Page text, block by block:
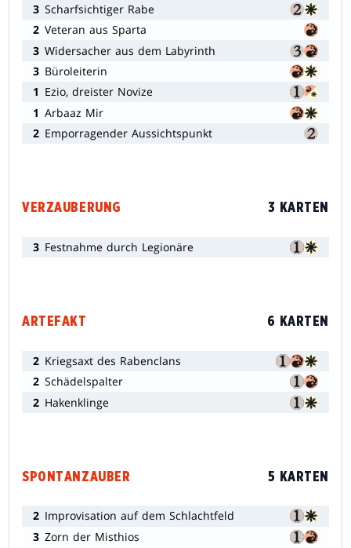
3 Scharfsichtiger Rabe
2 Veteran aus Sparta
3 Widersacher aus dem Labyrinth
3 Büroleiterin
1 Ezio, dreister Novize
1 Arbaaz Mir
2 Emporragender Aussichtspunkt
VERZAUBERUNG 3 KARTEN
3 Festnahme durch Legionäre
ARTEFAKT 6 KARTEN
2 Kriegsaxt des Rabenclans
2 Schädelspalter
2 Hakenklinge
SPONTANZAUBER 5 KARTEN
2 Improvisation auf dem Schlachtfeld
3 Zorn der Misthios